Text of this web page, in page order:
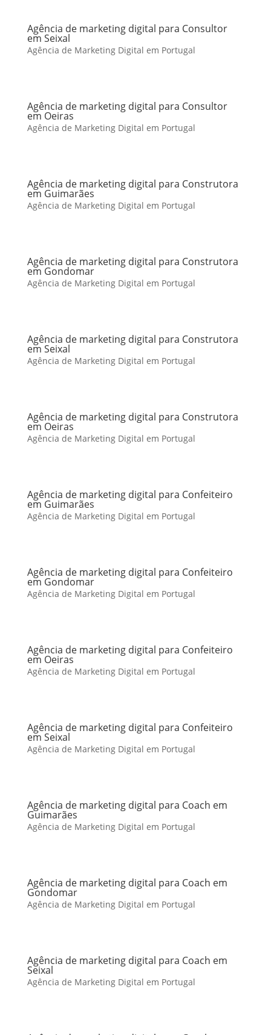
Agência de marketing digital para Consultor
em Seixal
Agência de Marketing Digital em Portugal
Agência de marketing digital para Consultor
em Oeiras
Agência de Marketing Digital em Portugal
Agência de marketing digital para Construtora
em Guimarães
Agência de Marketing Digital em Portugal
Agência de marketing digital para Construtora
em Gondomar
Agência de Marketing Digital em Portugal
Agência de marketing digital para Construtora
em Seixal
Agência de Marketing Digital em Portugal
Agência de marketing digital para Construtora
em Oeiras
Agência de Marketing Digital em Portugal
Agência de marketing digital para Confeiteiro
em Guimarães
Agência de Marketing Digital em Portugal
Agência de marketing digital para Confeiteiro
em Gondomar
Agência de Marketing Digital em Portugal
Agência de marketing digital para Confeiteiro
em Oeiras
Agência de Marketing Digital em Portugal
Agência de marketing digital para Confeiteiro
em Seixal
Agência de Marketing Digital em Portugal
Agência de marketing digital para Coach em
Guimarães
Agência de Marketing Digital em Portugal
Agência de marketing digital para Coach em
Gondomar
Agência de Marketing Digital em Portugal
Agência de marketing digital para Coach em
Seixal
Agência de Marketing Digital em Portugal